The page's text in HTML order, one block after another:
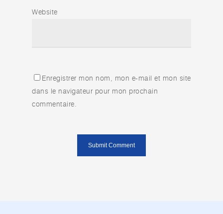
Website
Enregistrer mon nom, mon e-mail et mon site
dans le navigateur pour mon prochain
commentaire.